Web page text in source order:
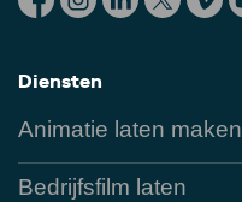
Diensten
Animatie laten maken
Bedrijfsfilm laten